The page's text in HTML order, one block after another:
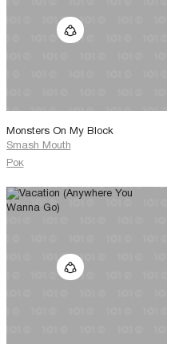
Monsters On My Block
Smash Mouth
Рок